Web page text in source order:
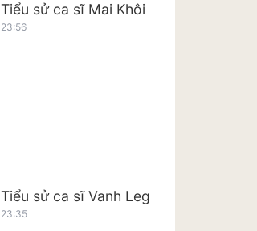
Tiểu sử ca sĩ Mai Khôi
23:56
Tiểu sử ca sĩ Vanh Leg
23:35